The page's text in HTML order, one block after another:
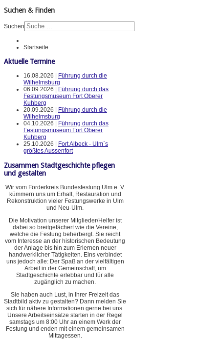
Suchen & Finden
Suchen
Startseite
Aktuelle Termine
16.08.2026 |
Führung durch die
Wilhelmsburg
06.09.2026 |
Führung durch das
Festungsmuseum Fort Oberer
Kuhberg
20.09.2026 |
Führung durch die
Wilhelmsburg
04.10.2026 |
Führung durch das
Festungsmuseum Fort Oberer
Kuhberg
25.10.2026 |
Fort Albeck - Ulm`s
größtes Aussenfort
Zusammen Stadtgeschichte pflegen
und gestalten
Wir vom Förderkreis Bundesfestung Ulm e. V.
kümmern uns um Erhalt, Restauration und
Rekonstruktion vieler Festungswerke in Ulm
und Neu-Ulm.
Die Motivation unserer Mitglieder/Helfer ist
dabei so breitgefächert wie die Vereine,
welche die Festung beherbergt. Sie reicht
vom Interesse an der historischen Bedeutung
der Anlage bis hin zum Erlernen neuer
handwerklicher Tätigkeiten. Eins verbindet
uns jedoch alle: Der Spaß an der vielfältigen
Arbeit in der Gemeinschaft, um
Stadtgeschichte erlebbar und für alle
zugänglich zu machen.
Sie haben auch Lust, in Ihrer Freizeit das
Stadtbild aktiv zu gestalten? Dann melden Sie
sich für nähere Informationen gerne bei uns.
Unsere Arbeitseinsätze starten in der Regel
samstags um 8:00 Uhr an einem Werk der
Festung und enden mit einem gemeinsamen
Mittagessen.